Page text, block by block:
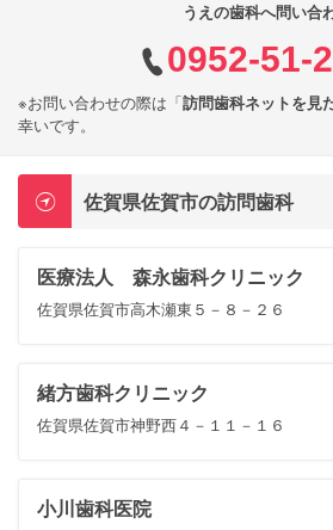
うえの歯科へ問い合
0952-51-
※お問い合わせの際は「訪問歯科ネットを見
幸いです。
佐賀県佐賀市の訪問歯科
医療法人 森永歯科クリニック
佐賀県佐賀市高木瀬東５－８－２６
緒方歯科クリニック
佐賀県佐賀市神野西４－１１－１６
小川歯科医院